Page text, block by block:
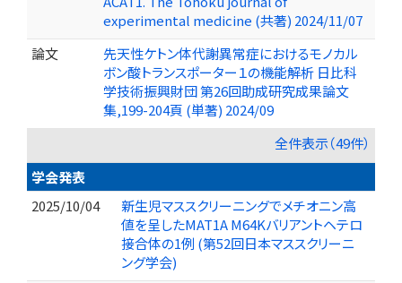
experimental medicine (共著) 2024/11/07
論文
先天性ケトン体代謝異常症におけるモノカル
ボン酸トランスポーター１の機能解析 日比科
学技術振興財団 第26回助成研究成果論文
集,199-204頁 (単著) 2024/09
全件表示（49件）
学会発表
2025/10/04
新生児マススクリーニングでメチオニン高
値を呈したMAT1A M64Kバリアントヘテロ
接合体の1例 (第52回日本マススクリーニ
ング学会)